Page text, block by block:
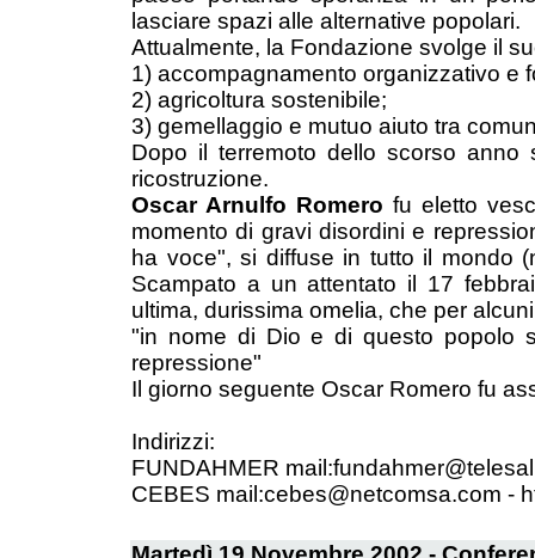
lasciare spazi alle alternative popolari.
Attualmente, la Fondazione svolge il
1) accompagnamento organizzativo e
2) agricoltura sostenibile;
3) gemellaggio e mutuo aiuto tra
Dopo il terremoto dello scorso
ricostruzione.
Oscar Arnulfo Romero fu eletto
momento di gravi disordini e
ha voce", si diffuse in tutto il mondo
Scampato a un attentato il 17
ultima, durissima omelia, che per
"in nome di Dio e di questo popolo
repressione"
Il giorno seguente Oscar Romero fu
Indirizzi:
FUNDAHMER
CEBES mail:cebes@netcomsa.com -